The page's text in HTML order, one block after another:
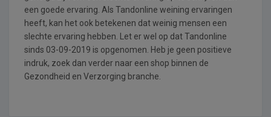
een goede ervaring. Als Tandonline weining ervaringen
heeft, kan het ook betekenen dat weinig mensen een
slechte ervaring hebben. Let er wel op dat Tandonline
sinds 03-09-2019 is opgenomen. Heb je geen positieve
indruk, zoek dan verder naar een shop binnen de
Gezondheid en Verzorging branche.